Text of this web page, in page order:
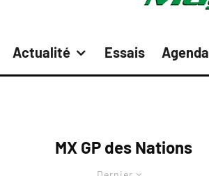
Actualité Essais Agenda
MX GP des Nations